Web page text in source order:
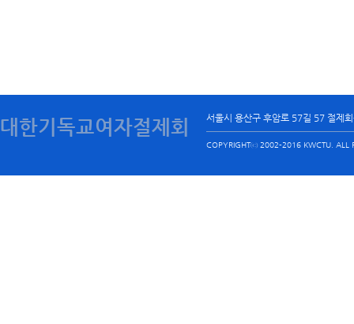
대한기독교여자절제회 서울시 용산구 후암로 57길 57 절제
COPYRIGHTⓒ 2002-2016 KWCTU. ALL